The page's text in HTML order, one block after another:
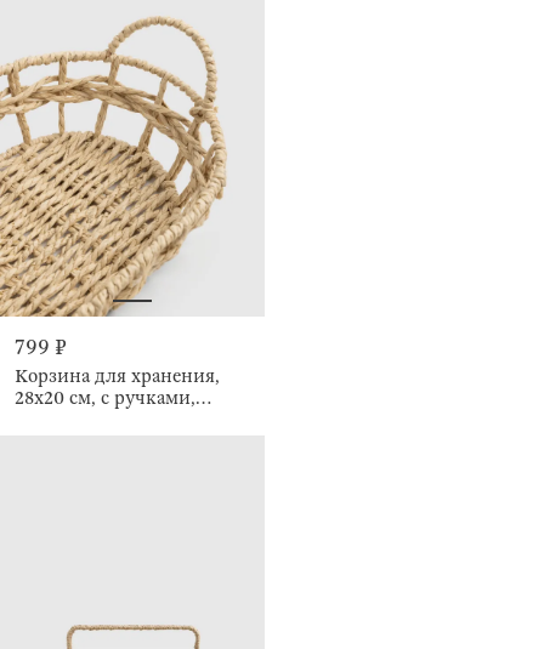
799 ₽
Корзина для хранения,
28х20 см, с ручками,